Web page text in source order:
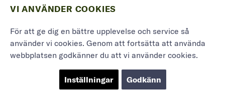
Dokumentförstörare MBG
480mm
VI ANVÄNDER COOKIES
För att ge dig en bättre upplevelse och service så
använder vi cookies. Genom att fortsätta att använda
webbplatsen godkänner du att vi använder cookies.
Inställningar Godkänn